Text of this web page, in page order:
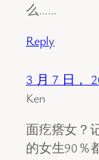
么……
Reply
3 月 7 日，
Ken
面疙瘩女？
的女生90％